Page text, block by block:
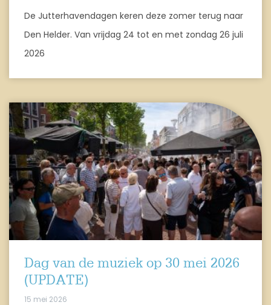
De Jutterhavendagen keren deze zomer terug naar
Den Helder. Van vrijdag 24 tot en met zondag 26 juli
2026
Dag van de muziek op 30 mei 2026
(UPDATE)
15 mei 2026